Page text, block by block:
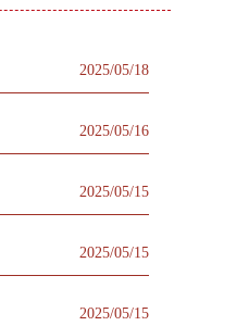
2025/05/18
2025/05/16
2025/05/15
2025/05/15
2025/05/15